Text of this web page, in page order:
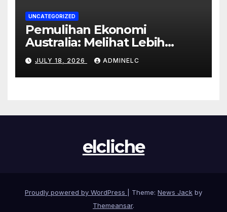
UNCATEGORIZED
Pemulihan Ekonomi
Australia: Melihat Lebih
Dekat pada Tahun 2023
JULY 18, 2026 ADMINELC
elcliche
Proudly powered by WordPress Theme: News Jack by
Themeansar.